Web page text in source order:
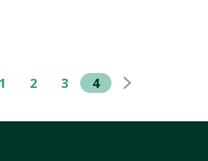
1 2 3 4